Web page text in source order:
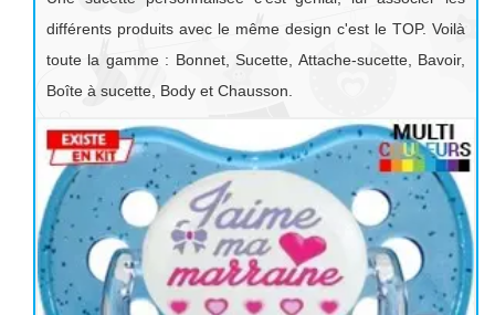
différents produits avec le même design c'est le TOP. Voilà
toute la gamme : Bonnet, Sucette, Attache-sucette, Bavoir,
Boîte à sucette, Body et Chausson.